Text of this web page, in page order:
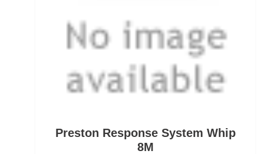
Preston Response System Whip
8M
Ersatzspulen
Fallbissanzeiger
Feeder Bleie
Feederhaken lose